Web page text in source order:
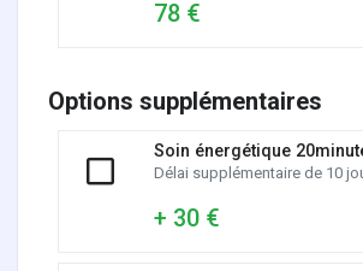
78 €
Options supplémentaires
Soin énergétique
Délai supplémentaire de 10
+ 30 €